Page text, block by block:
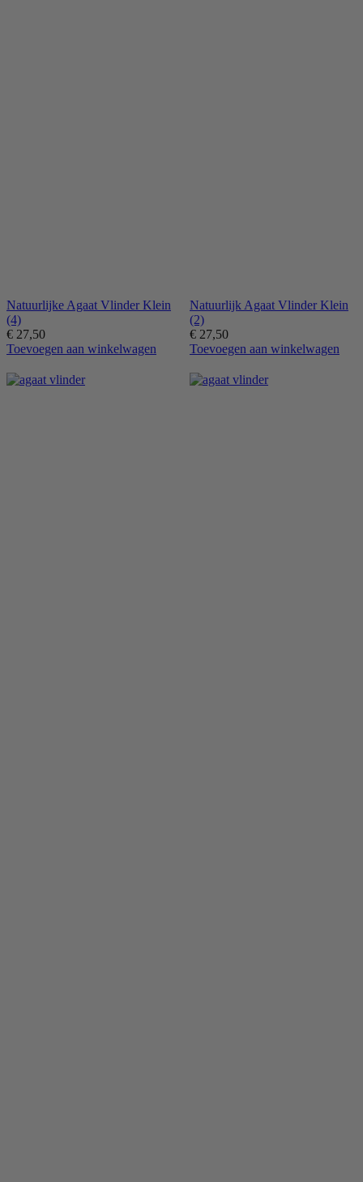
Natuurlijke Agaat Vlinder Klein
(4)
€ 27,50
Toevoegen aan winkelwagen
Natuurlijk Agaat Vlinder Klein
(2)
€ 27,50
Toevoegen aan winkelwagen